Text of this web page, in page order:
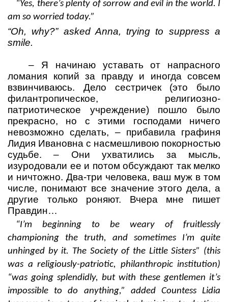
“Yes, there’s plenty of sorrow and evil in the world. I
am so worried today.”
“Oh, why?” asked Anna, trying to suppress a
smile.
–
Я начинаю уставать от напрасного
ломания копий за правду и иногда совсем
взвинчиваюсь. Дело сестричек (это было
филантропическое, религиозно-
патриотическое учреждение) пошло было
прекрасно, но с этими господами ничего
невозможно сделать,
– прибавила графиня
Лидия Ивановна с насмешливою покорностью
судьбе.
– Они ухватились за мысль,
изуродовали ее и потом обсуждают так мелко
и ничтожно. Два-три человека, ваш муж в том
числе, понимают все значение этого дела, а
другие только роняют. Вчера мне пишет
Правдин…
“I’m beginning to be weary of fruitlessly
championing the truth, and sometimes I’m quite
unhinged by it. The Society of the Little Sisters” (this
was a religiously-patriotic, philanthropic institution)
“was going splendidly, but with these gentlemen it’s
impossible to do anything,” added Countess Lidia